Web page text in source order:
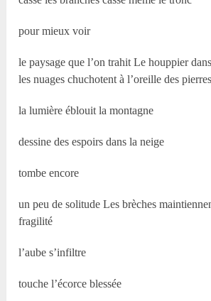
pour mieux voir
le paysage que l’on trahit Le houppier
les nuages chuchotent à l’oreille des pierres
la lumière éblouit la montagne
dessine des espoirs dans la neige
tombe encore
un peu de solitude Les brèches
fragilité
l’aube s’infiltre
touche l’écorce blessée